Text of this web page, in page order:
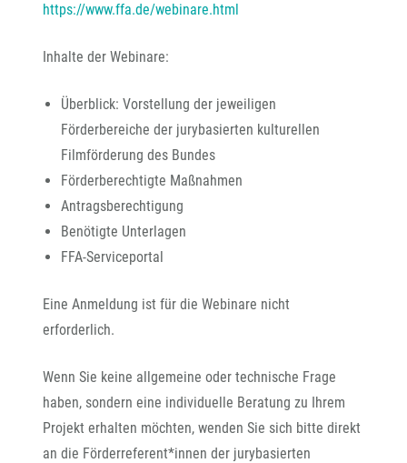
https://www.ffa.de/webinare.html
Inhalte der Webinare:
Überblick: Vorstellung der jeweiligen
Förderbereiche der jurybasierten kulturellen
Filmförderung des Bundes
Förderberechtigte Maßnahmen
Antragsberechtigung
Benötigte Unterlagen
FFA-Serviceportal
Eine Anmeldung ist für die Webinare nicht
erforderlich.
Wenn Sie keine allgemeine oder technische Frage
haben, sondern eine individuelle Beratung zu Ihrem
Projekt erhalten möchten, wenden Sie sich bitte direkt
an die Förderreferent*innen der jurybasierten